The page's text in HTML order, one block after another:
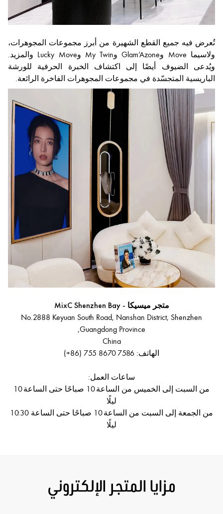
تُعرض فيه جميع القطع الشهيرة من أبرز مجموعات المجوهرات،
ولاسيما Move وGlam’Azone وMy Twin وLucky Move والمزيد.
ويُدعى الضيوف أيضًا إلى اكتشاف الخبرة الحرفية للورشة
الباريسية المتجسّدة في مجموعات المجوهرات الفاخرة الرائعة.
متجر ميسيكا - MixC Shenzhen Bay
No.2888 Keyuan South Road, Nanshan District, Shenzhen
Guangdong Province,
China
الهاتف: ‎(+86) 755 8670 7586
ساعات العمل:
من السبت إلى الخميس من الساعة 10 صباحًا حتى الساعة 10
ليلًا
من الجمعة إلى السبت من الساعة 10 صباحًا حتى الساعة 10:30
ليلًا
مزايا المتجر الإلكتروني